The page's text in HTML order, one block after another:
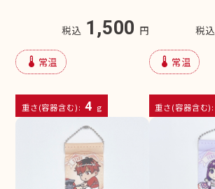
税込 1,500 円
device_thermostat 常温
重さ(容器含む): 4 g
税込
device_thermostat 常温
重さ(容器含む):